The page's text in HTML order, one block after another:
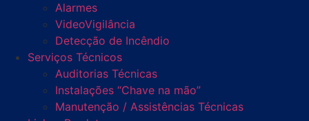
Alarmes
VideoVigilância
Detecção de Incêndio
Serviços Técnicos
Auditorias Técnicas
Instalações “Chave na mão”
Manutenção / Assistências Técnicas